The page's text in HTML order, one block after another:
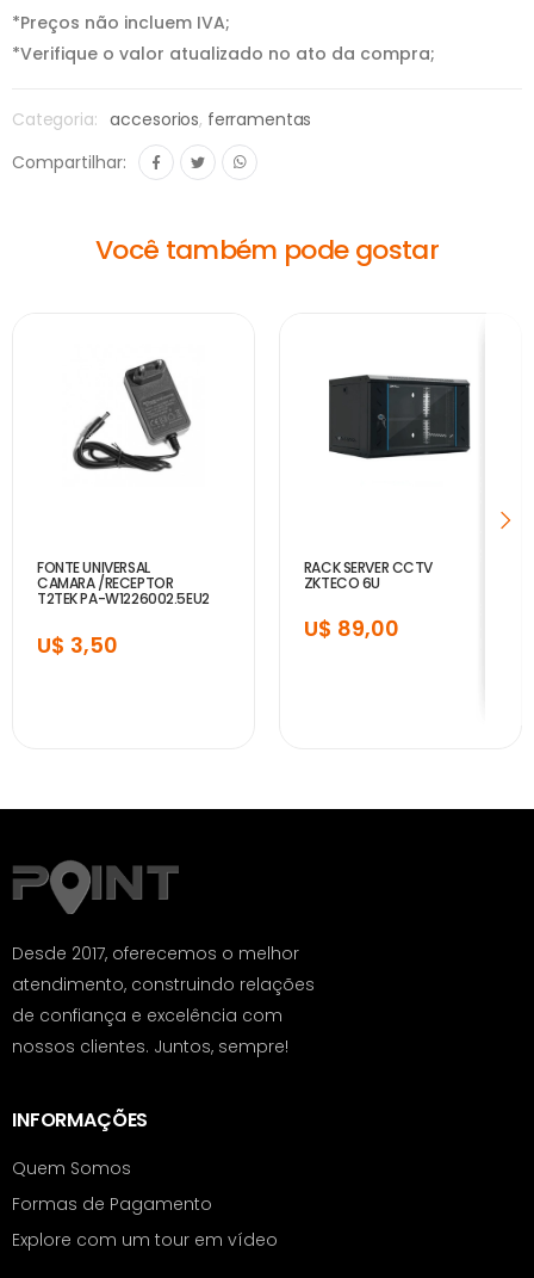
*Preços não incluem IVA;
*Verifique o valor atualizado no ato da compra;
Categoria: accesorios, ferramentas
Compartilhar:
Você também pode gostar
FONTE UNIVERSAL
CAMARA /RECEPTOR
T2TEK PA-W1226002.5EU2
U$ 3,50
RACK SERVER CCTV
ZKTECO 6U
U$ 89,00
Desde 2017, oferecemos o melhor
atendimento, construindo relações
de confiança e excelência com
nossos clientes. Juntos, sempre!
INFORMAÇÕES
Quem Somos
Formas de Pagamento
Explore com um tour em vídeo